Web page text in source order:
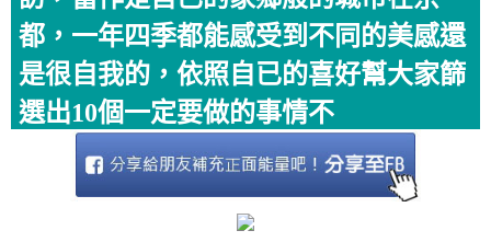
都，一年四季都能感受到不同的美感還
是很自我的，依照自已的喜好幫大家篩
選出10個一定要做的事情不